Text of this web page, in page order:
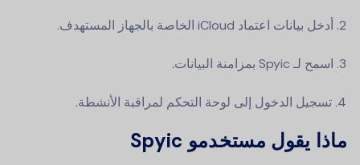
أدخل بيانات اعتماد iCloud الخاصة بالجهاز المستهدف.
اسمح لـ Spyic بمزامنة البيانات.
تسجيل الدخول إلى لوحة التحكم لمراقبة الأنشطة.
ماذا يقول مستخدمو Spyic